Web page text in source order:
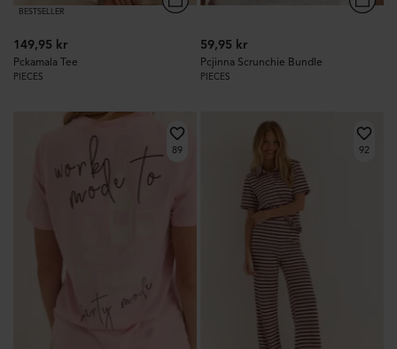
BESTSELLER
149,95 kr
Pckamala Tee
PIECES
59,95 kr
Pcjinna Scrunchie Bundle
PIECES
89 92